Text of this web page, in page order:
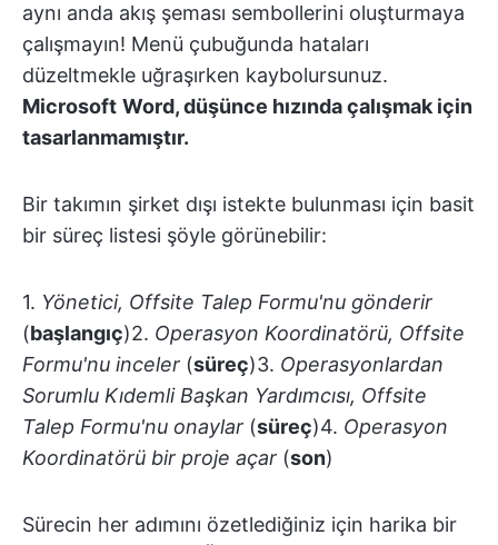
aynı anda akış şeması sembollerini oluşturmaya
çalışmayın! Menü çubuğunda hataları
düzeltmekle uğraşırken kaybolursunuz.
Microsoft Word, düşünce hızında çalışmak için
tasarlanmamıştır.
Bir takımın şirket dışı istekte bulunması için basit
bir süreç listesi şöyle görünebilir:
1. Yönetici, Offsite Talep Formu'nu gönderir
(başlangıç)2. Operasyon Koordinatörü, Offsite
Formu'nu inceler (süreç)3. Operasyonlardan
Sorumlu Kıdemli Başkan Yardımcısı, Offsite
Talep Formu'nu onaylar (süreç)4. Operasyon
Koordinatörü bir proje açar (son)
Sürecin her adımını özetlediğiniz için harika bir